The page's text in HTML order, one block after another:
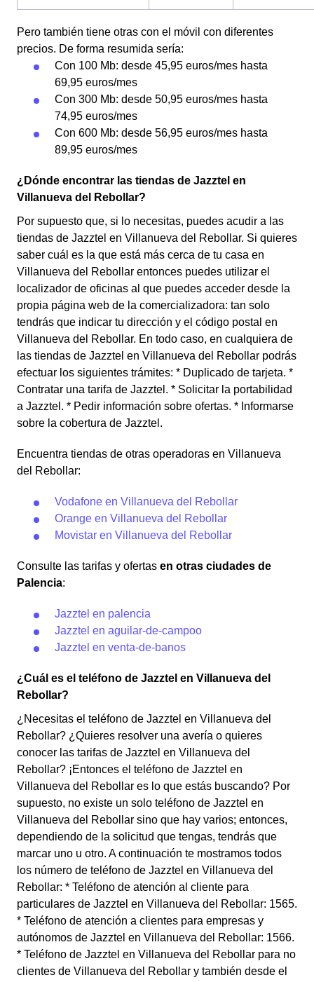
Pero también tiene otras con el móvil con diferentes
precios. De forma resumida sería:
Con 100 Mb: desde 45,95 euros/mes hasta
69,95 euros/mes
Con 300 Mb: desde 50,95 euros/mes hasta
74,95 euros/mes
Con 600 Mb: desde 56,95 euros/mes hasta
89,95 euros/mes
¿Dónde encontrar las tiendas de Jazztel en
Villanueva del Rebollar?
Por supuesto que, si lo necesitas, puedes acudir a las
tiendas de Jazztel en Villanueva del Rebollar. Si quieres
saber cuál es la que está más cerca de tu casa en
Villanueva del Rebollar entonces puedes utilizar el
localizador de oficinas al que puedes acceder desde la
propia página web de la comercializadora: tan solo
tendrás que indicar tu dirección y el código postal en
Villanueva del Rebollar. En todo caso, en cualquiera de
las tiendas de Jazztel en Villanueva del Rebollar podrás
efectuar los siguientes trámites: * Duplicado de tarjeta. *
Contratar una tarifa de Jazztel. * Solicitar la portabilidad
a Jazztel. * Pedir información sobre ofertas. * Informarse
sobre la cobertura de Jazztel.
Encuentra tiendas de otras operadoras en Villanueva
del Rebollar:
Vodafone en Villanueva del Rebollar
Orange en Villanueva del Rebollar
Movistar en Villanueva del Rebollar
Consulte las tarifas y ofertas en otras ciudades de
Palencia:
Jazztel en palencia
Jazztel en aguilar-de-campoo
Jazztel en venta-de-banos
¿Cuál es el teléfono de Jazztel en Villanueva del
Rebollar?
¿Necesitas el teléfono de Jazztel en Villanueva del
Rebollar? ¿Quieres resolver una avería o quieres
conocer las tarifas de Jazztel en Villanueva del
Rebollar? ¡Entonces el teléfono de Jazztel en
Villanueva del Rebollar es lo que estás buscando? Por
supuesto, no existe un solo teléfono de Jazztel en
Villanueva del Rebollar sino que hay varios; entonces,
dependiendo de la solicitud que tengas, tendrás que
marcar uno u otro. A continuación te mostramos todos
los número de teléfono de Jazztel en Villanueva del
Rebollar: * Teléfono de atención al cliente para
particulares de Jazztel en Villanueva del Rebollar: 1565.
* Teléfono de atención a clientes para empresas y
autónomos de Jazztel en Villanueva del Rebollar: 1566.
* Teléfono de Jazztel en Villanueva del Rebollar para no
clientes de Villanueva del Rebollar y también desde el